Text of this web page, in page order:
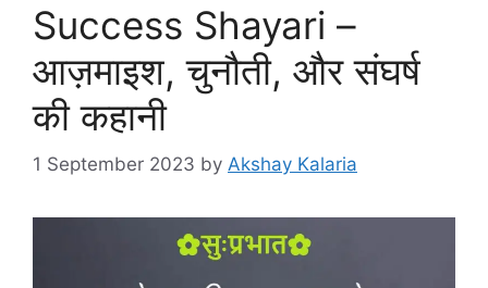
Success Shayari –
आज़माइश, चुनौती, और संघर्ष
की कहानी
1 September 2023 by Akshay Kalaria